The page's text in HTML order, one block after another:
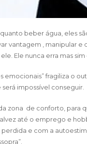
beber água, eles
vantagem , manipular e
Ele nunca erra mas
emocionais” fragiliza o
será impossível
zona de conforto, para
até o emprego e
perdida e com a